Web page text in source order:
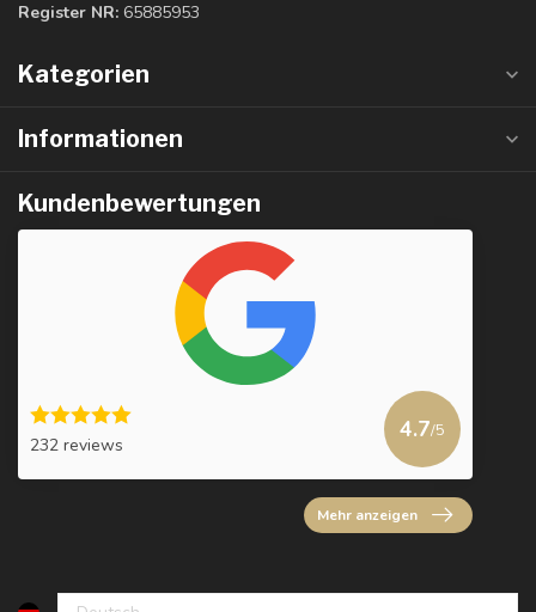
Register NR: 65885953
Kategorien
Informationen
Kundenbewertungen
232 reviews
4.7/5
Mehr anzeigen